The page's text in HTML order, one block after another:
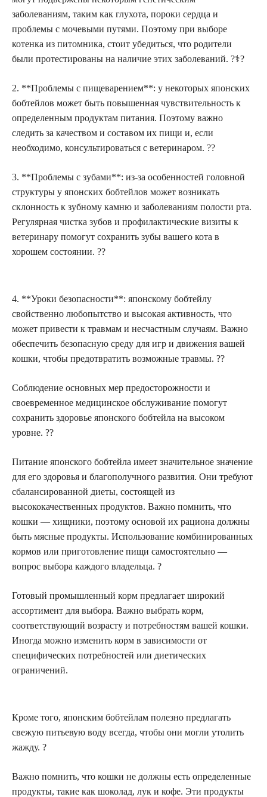
заболеваниям, таким как глухота, пороки сердца и
проблемы с мочевыми путями. Поэтому при выборе
котенка из питомника, стоит убедиться, что родители
были протестированы на наличие этих заболеваний. ?‍⚕️?
2. **Проблемы с пищеварением**: у некоторых японских
бобтейлов может быть повышенная чувствительность к
определенным продуктам питания. Поэтому важно
следить за качеством и составом их пищи и, если
необходимо, консультироваться с ветеринаром. ??
3. **Проблемы с зубами**: из-за особенностей головной
структуры у японских бобтейлов может возникать
склонность к зубному камню и заболеваниям полости рта.
Регулярная чистка зубов и профилактические визиты к
ветеринару помогут сохранить зубы вашего кота в
хорошем состоянии. ??
4. **Уроки безопасности**: японскому бобтейлу
свойственно любопытство и высокая активность, что
может привести к травмам и несчастным случаям. Важно
обеспечить безопасную среду для игр и движения вашей
кошки, чтобы предотвратить возможные травмы. ??
Соблюдение основных мер предосторожности и
своевременное медицинское обслуживание помогут
сохранить здоровье японского бобтейла на высоком
уровне. ??
Питание японского бобтейла имеет значительное значение
для его здоровья и благополучного развития. Они требуют
сбалансированной диеты, состоящей из
высококачественных продуктов. Важно помнить, что
кошки — хищники, поэтому основой их рациона должны
быть мясные продукты. Использование комбинированных
кормов или приготовление пищи самостоятельно —
вопрос выбора каждого владельца. ?
Готовый промышленный корм предлагает широкий
ассортимент для выбора. Важно выбрать корм,
соответствующий возрасту и потребностям вашей кошки.
Иногда можно изменить корм в зависимости от
специфических потребностей или диетических
ограничений.
Кроме того, японским бобтейлам полезно предлагать
свежую питьевую воду всегда, чтобы они могли утолить
жажду. ?
Важно помнить, что кошки не должны есть определенные
продукты, такие как шоколад, лук и кофе. Эти продукты